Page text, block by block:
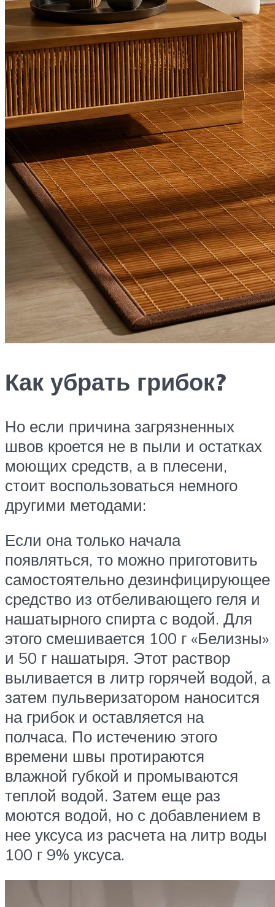
Как убрать грибок?
Но если причина загрязненных
швов кроется не в пыли и остатках
моющих средств, а в плесени,
стоит воспользоваться немного
другими методами:
Если она только начала
появляться, то можно приготовить
самостоятельно дезинфицирующее
средство из отбеливающего геля и
нашатырного спирта с водой. Для
этого смешивается 100 г «Белизны»
и 50 г нашатыря. Этот раствор
выливается в литр горячей водой, а
затем пульверизатором наносится
на грибок и оставляется на
полчаса. По истечению этого
времени швы протираются
влажной губкой и промываются
теплой водой. Затем еще раз
моются водой, но с добавлением в
нее уксуса из расчета на литр воды
100 г 9% уксуса.